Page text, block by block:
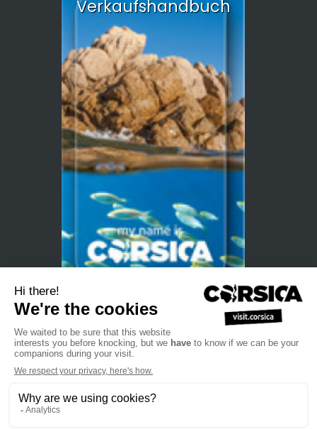
Verkaufshandbuch